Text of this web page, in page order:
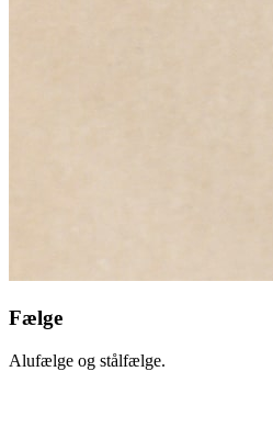
Fælge
Alufælge og stålfælge.